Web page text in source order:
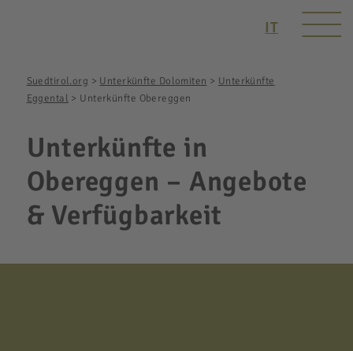
IT
Suedtirol.org > Unterkünfte Dolomiten > Unterkünfte
Eggental > Unterkünfte Obereggen
Unterkünfte in
Obereggen – Angebote
& Verfügbarkeit